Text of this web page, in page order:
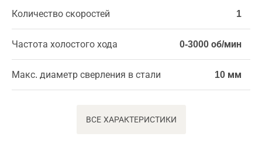
Количество скоростей 1
Частота холостого хода 0-3000 об/мин
Макс. диаметр сверления в стали 10 мм
ВСЕ ХАРАКТЕРИСТИКИ